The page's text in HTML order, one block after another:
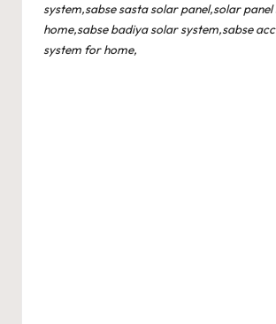
system,sabse sasta solar panel,solar
home,sabse badiya solar system,sabse
system for home,